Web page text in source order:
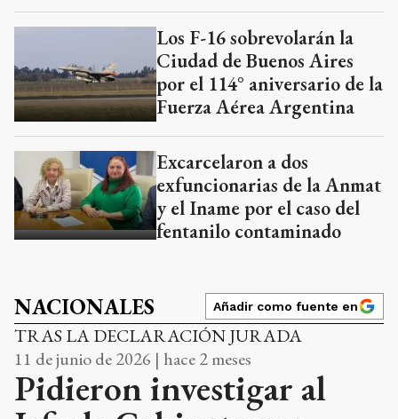
Los F-16 sobrevolarán la
Ciudad de Buenos Aires
por el 114° aniversario de la
Fuerza Aérea Argentina
Excarcelaron a dos
exfuncionarias de la Anmat
y el Iname por el caso del
fentanilo contaminado
NACIONALES Añadir como fuente en
TRAS LA DECLARACIÓN JURADA
11 de junio de 2026 | hace 2 meses
Pidieron investigar al